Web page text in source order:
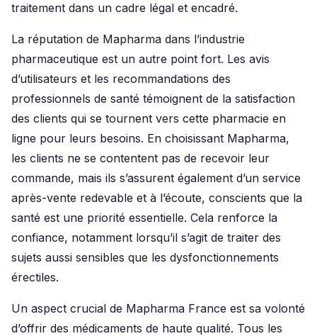
traitement dans un cadre légal et encadré.
La réputation de Mapharma dans l’industrie
pharmaceutique est un autre point fort. Les avis
d’utilisateurs et les recommandations des
professionnels de santé témoignent de la satisfaction
des clients qui se tournent vers cette pharmacie en
ligne pour leurs besoins. En choisissant Mapharma,
les clients ne se contentent pas de recevoir leur
commande, mais ils s’assurent également d’un service
après-vente redevable et à l’écoute, conscients que la
santé est une priorité essentielle. Cela renforce la
confiance, notamment lorsqu’il s’agit de traiter des
sujets aussi sensibles que les dysfonctionnements
érectiles.
Un aspect crucial de Mapharma France est sa volonté
d’offrir des médicaments de haute qualité. Tous les